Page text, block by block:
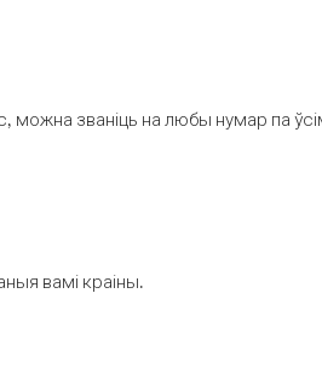
можна званіць на любы нумар па
вамі краіны.